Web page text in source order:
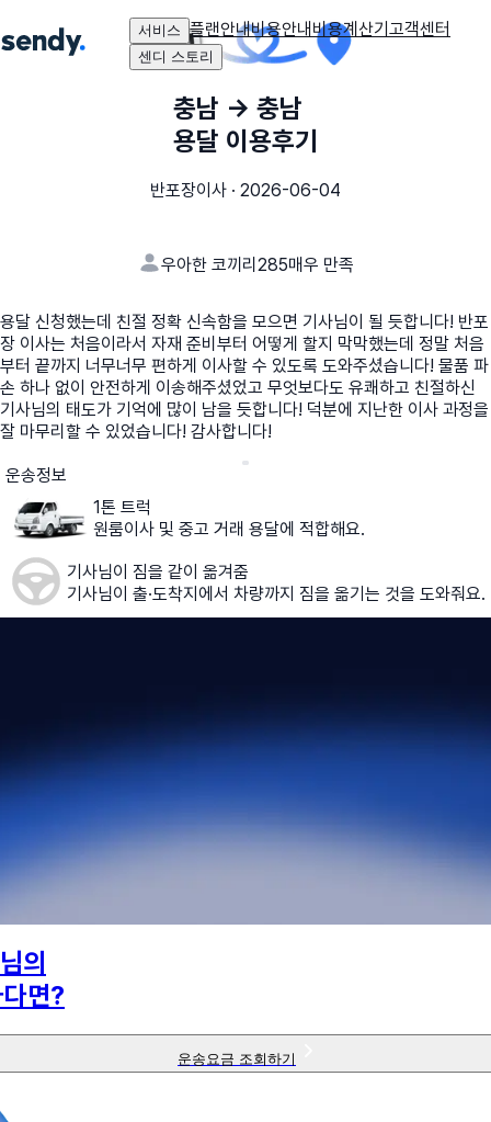
서비스 플랜안내비용안내비용계산기고객센터
센디 스토리
충남 → 충남
용달 이용후기
반포장이사 · 2026-06-04
우아한 코끼리285매우 만족
용달 신청했는데 친절 정확 신속함을 모으면 기사님이 될 듯합니다! 반포
장 이사는 처음이라서 자재 준비부터 어떻게 할지 막막했는데 정말 처음
부터 끝까지 너무너무 편하게 이사할 수 있도록 도와주셨습니다! 물품 파
손 하나 없이 안전하게 이송해주셨었고 무엇보다도 유쾌하고 친절하신
기사님의 태도가 기억에 많이 남을 듯합니다! 덕분에 지난한 이사 과정을
잘 마무리할 수 있었습니다! 감사합니다!
운송정보
1톤 트럭
원룸이사 및 중고 거래 용달에 적합해요.
기사님이 짐을 같이 옮겨줌
기사님이 출·도착지에서 차량까지 짐을 옮기는 것을 도와줘요.
님의
면?
운송요금 조회하기